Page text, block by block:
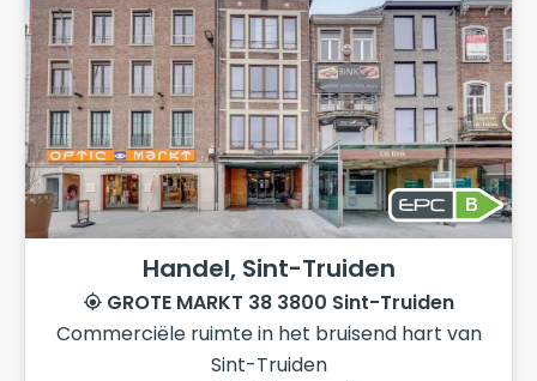
B
Handel, Sint-Truiden
GROTE MARKT 38 3800 Sint-Truiden
Commerciële ruimte in het bruisend hart van
Sint-Truiden